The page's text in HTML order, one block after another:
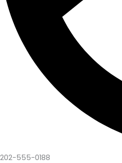
202-555-0188